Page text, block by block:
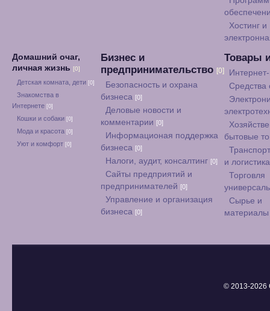
Хостинг и
Домашний очаг,
личная жизнь [0]
Детская комната, дети [0]
Знакомства в
Интернете [0]
Кошки и собаки [0]
Мода и красота [0]
Уют и комфорт [0]
Бизнес и
предпринимательство [0]
Безопасность и охрана
бизнеса [0]
Деловые новости и
комментарии [0]
Информационая поддержка
бизнеса [0]
Налоги, аудит, консалтинг [0]
Сайты предприятий и
предпринимателей [0]
Управление и организация
бизнеса [0]
Товары
Средства
бытовые
и
Торговля
Сырье и
© 2013-2026